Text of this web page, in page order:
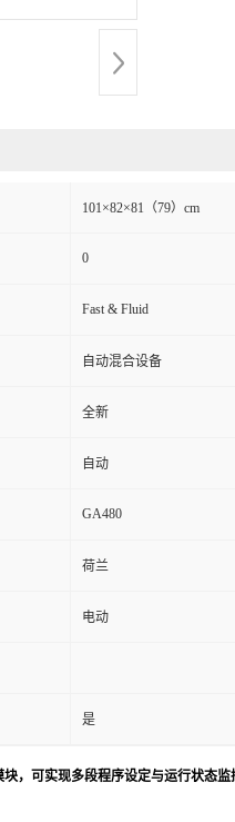
101×82×81（79）cm
0
Fast & Fluid
自动混合设备
全新
自动
GA480
荷兰
电动
是
，可实现多段程序设定与运行状态